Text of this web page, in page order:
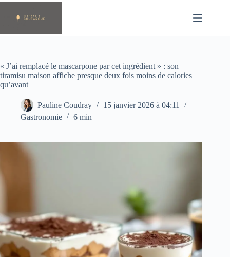
Passer
contenu
« J’ai remplacé le mascarpone par cet ingrédient » : son
tiramisu maison affiche presque deux fois moins de calories
qu’avant
Pauline Coudray
15 janvier 2026 à 04:11
Gastronomie
6 min